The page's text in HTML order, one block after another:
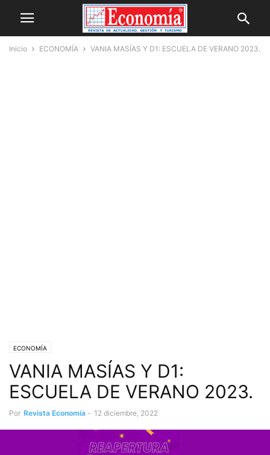
Inicio ECONOMÍA VANIA MASÍAS Y D1: ESCUELA DE VERANO 2023.
ECONOMÍA
VANIA MASÍAS Y D1:
ESCUELA DE VERANO 2023.
Por Revista Economía - 12 diciembre, 2022